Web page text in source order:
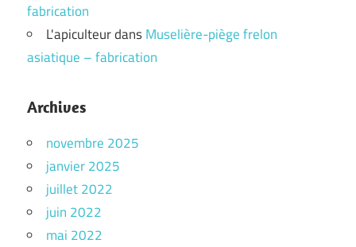
fabrication
L'apiculteurdansMuselière-piège frelon
asiatique – fabrication
Archives
novembre 2025
janvier 2025
juillet 2022
juin 2022
mai 2022